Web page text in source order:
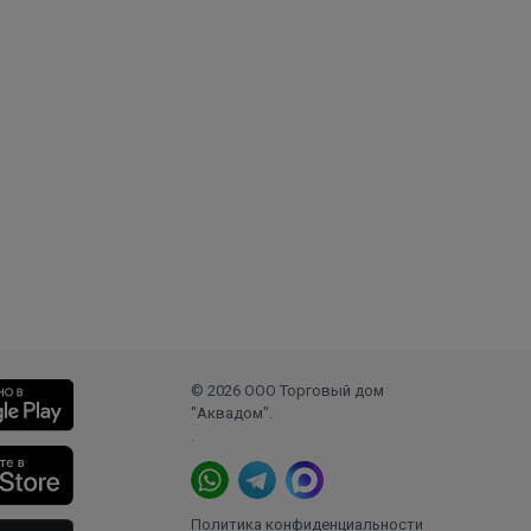
© 2026 ООО Торговый дом
"Аквадом".
.
Политика конфиденциальности